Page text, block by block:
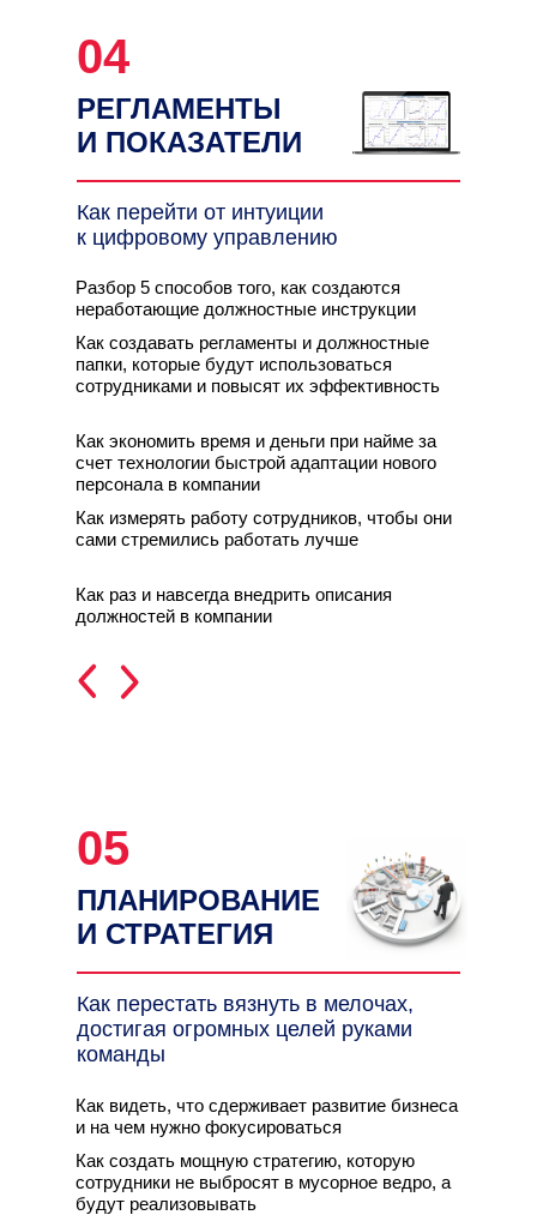
04
РЕГЛАМЕНТЫ
И ПОКАЗАТЕЛИ
Как перейти от интуиции
к цифровому управлению
Разбор 5 способов того, как создаются
неработающие должностные инструкции
Как создавать регламенты и должностные
папки, которые будут использоваться
сотрудниками и повысят их эффективность
Как экономить время и деньги при найме за
счет технологии быстрой адаптации нового
персонала в компании
Как измерять работу сотрудников, чтобы они
сами стремились работать лучше
Как раз и навсегда внедрить описания
должностей в компании
05
ПЛАНИРОВАНИЕ
И СТРАТЕГИЯ
Как перестать вязнуть в мелочах,
достигая огромных целей руками
команды
Как видеть, что сдерживает развитие бизнеса
и на чем нужно фокусироваться
Как создать мощную стратегию, которую
сотрудники не выбросят в мусорное ведро, а
будут реализовывать